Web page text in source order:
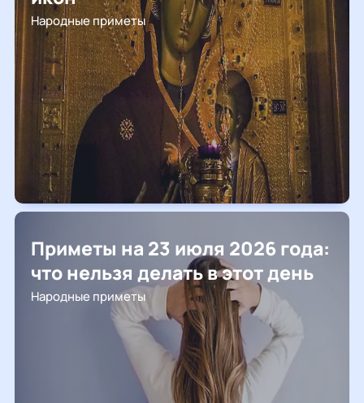
Народные приметы
Приметы на 23 июля 2026 года:
что нельзя делать в этот день
Народные приметы